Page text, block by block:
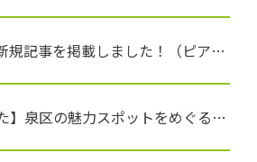
ローカルライター新規記事を掲載しました！（ピアニスト 丹生谷さん）
【募集終了しました】泉区の魅力スポットをめぐるバスツアーを開催します！